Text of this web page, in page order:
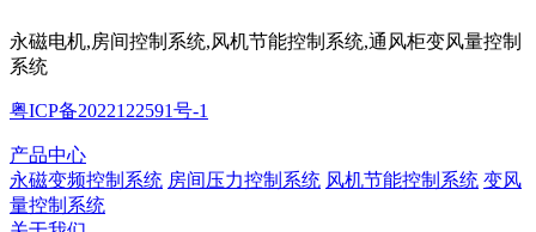
永磁电机,房间控制系统,风机节能控制系统,通风柜变风量控制
系统
粤ICP备2022122591号-1
产品中心
永磁变频控制系统 房间压力控制系统 风机节能控制系统 变风
量控制系统